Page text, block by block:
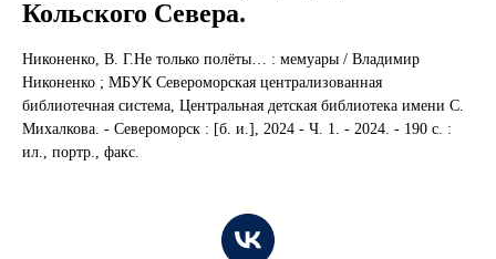
Кольского Севера.
Никоненко, В. Г.Не только полёты… : мемуары / Владимир
Никоненко ; МБУК Североморская централизованная
библиотечная система, Центральная детская библиотека имени С.
Михалкова. - Североморск : [б. и.], 2024 - Ч. 1. - 2024. - 190 с. :
ил., портр., факс.